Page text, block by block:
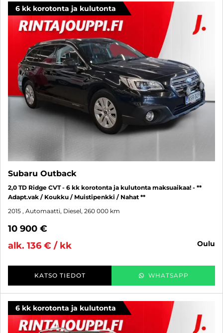
6 kk korotonta ja kulutonta
Subaru Outback
2,0 TD Ridge CVT - 6 kk korotonta ja kulutonta maksuaikaa! - **
Adapt.vak / Koukku / Muistipenkki / Nahat **
2015 , Automaatti, Diesel, 260 000 km
10 900 €
alk. 136 € / kk
oulu
KATSO TIEDOT WHATSAPP
6 kk korotonta ja kulutonta